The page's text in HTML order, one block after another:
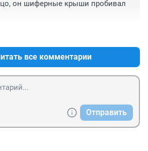
он шиферные крыши пробивал
все комментарии
Отправить